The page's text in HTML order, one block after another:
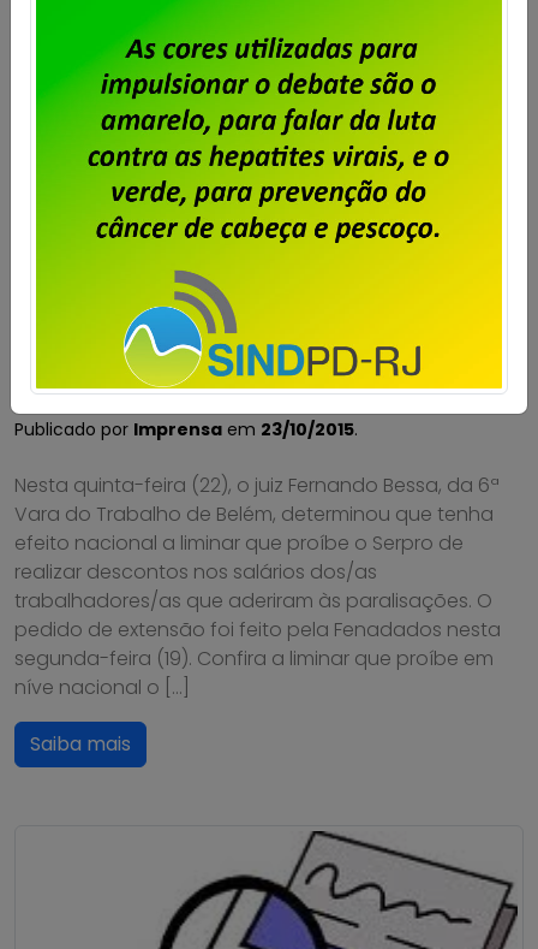
Serpro não pode realizar descontos
nos salários dos trabalhadores em
Publicado por Imprensa em 23/10/2015.
Nesta quinta-feira (22), o juiz Fernando Bessa, da 6ª
Vara do Trabalho de Belém, determinou que tenha
efeito nacional a liminar que proíbe o Serpro de
realizar descontos nos salários dos/as
trabalhadores/as que aderiram às paralisações. O
pedido de extensão foi feito pela Fenadados nesta
segunda-feira (19). Confira a liminar que proíbe em
níve nacional o […]
Saiba mais